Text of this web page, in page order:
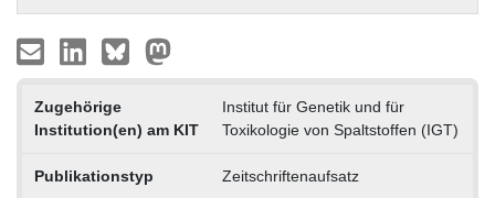
Zugehörige
Institution(en) am KIT
Institut für Genetik und für
Toxikologie von Spaltstoffen (IGT)
Publikationstyp Zeitschriftenaufsatz